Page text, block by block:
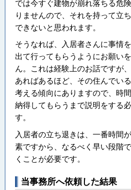
では今すぐ建物が崩れ落ちる危
りませんので、それを持って立
できないと思われます。
そうなれば、入居者さんに事情
出て行ってもらうようにお願い
ん。これは経験上のお話ですが
あればあるほど、その住んでい
考える傾向にありますので、時
納得してもらうまで説明をする
す。
入居者の立ち退きは、一番時間
素ですから、なるべく早い段階
くことが必要です。
当事務所へ依頼した結果